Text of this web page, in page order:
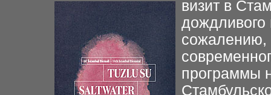
визит в
дождливого
сожалению,
программы